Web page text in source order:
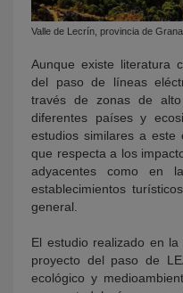
Valle de Lecrín, provincia de
Aunque existe literatura
del paso de líneas
través de zonas de
diferentes países y
estudios similares a este
que respecta a los
adyacentes como en
establecimientos
general.
El estudio realizado en
proyecto del paso de
ecológico y